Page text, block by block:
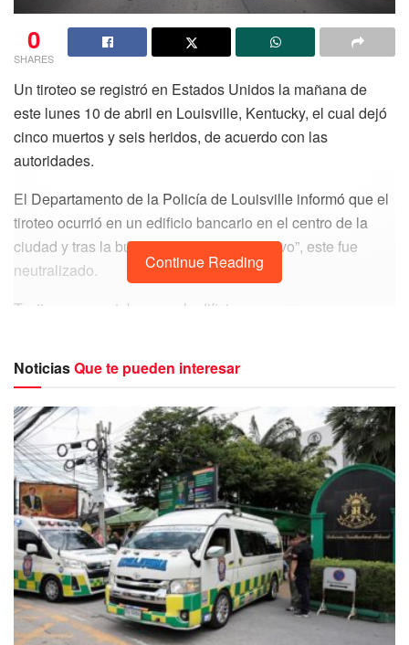
0
SHARES
Un tiroteo se registró en Estados Unidos la mañana de
este lunes 10 de abril en Louisville, Kentucky, el cual dejó
cinco muertos y seis heridos, de acuerdo con las
autoridades.
El Departamento de la Policía de Louisville informó que el
tiroteo ocurrió en un edificio bancario en el centro de la
ciudad y tras la búsqueda del “tirador activo”, este fue
neutralizado.
Testigos que estaban en el edificio aseguraron que
algunos heridos del tiroteo.
BREAKING: An active shooting is underway
at and around the Old National Bank in
downtown Louisville. Details:
– Authorities say this is another ‘Mass
casualty incident’. Multiple casualties
confirmed.
– Officers heard yelling: “Active shooter at the
bank” as he told traffic…
pic.twitter.com/YRsVRzWcGq
Continue Reading
NoticiasQue te pueden interesar